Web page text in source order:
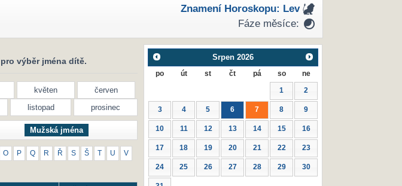
Znamení Horoskopu: Lev
Fáze měsíce:
výběr jména dítě.
květen
červen
listopad prosinec
Mužská jména
O P Q R Ř S Š U V
Srpen 2026
po út st čt pá so ne
1 2
3 4 5 6 7 8 9
10 11 12 13 14 15 16
17 18 19 20 21 22 23
24 25 26 27 28 29 30